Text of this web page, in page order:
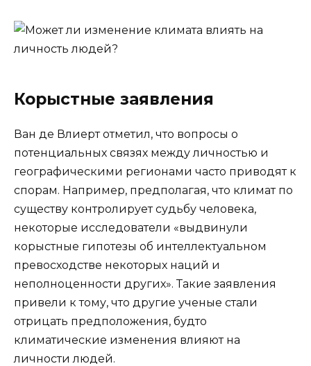
Корыстные заявления
Ван де Влиерт отметил, что вопросы о
потенциальных связях между личностью и
географическими регионами часто приводят к
спорам. Например, предполагая, что климат по
существу контролирует судьбу человека,
некоторые исследователи «выдвинули
корыстные гипотезы об интеллектуальном
превосходстве некоторых наций и
неполноценности других». Такие заявления
привели к тому, что другие ученые стали
отрицать предположения, будто
климатические изменения влияют на
личности людей.